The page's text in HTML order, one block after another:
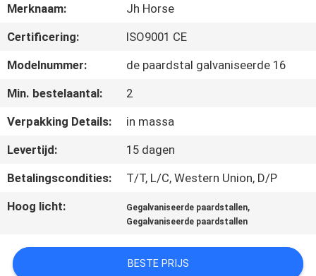
KWALITEITSCONTROLE
CONTACTEER
ONS
VERZOEK
OM
CITAAT
SITEMAP
Merknaam:
Jh Horse
Certificering:
ISO9001 CE
Modelnummer:
de paardstal galvaniseerde 16
Min. bestelaantal:
2
Verpakking Details:
in massa
Levertijd:
15 dagen
Betalingscondities:
T/T, L/C, Western Union, D/P
Hoog licht:
Gegalvaniseerde paardstallen,
Gegalvaniseerde paardstallen
BESTE PRIJS